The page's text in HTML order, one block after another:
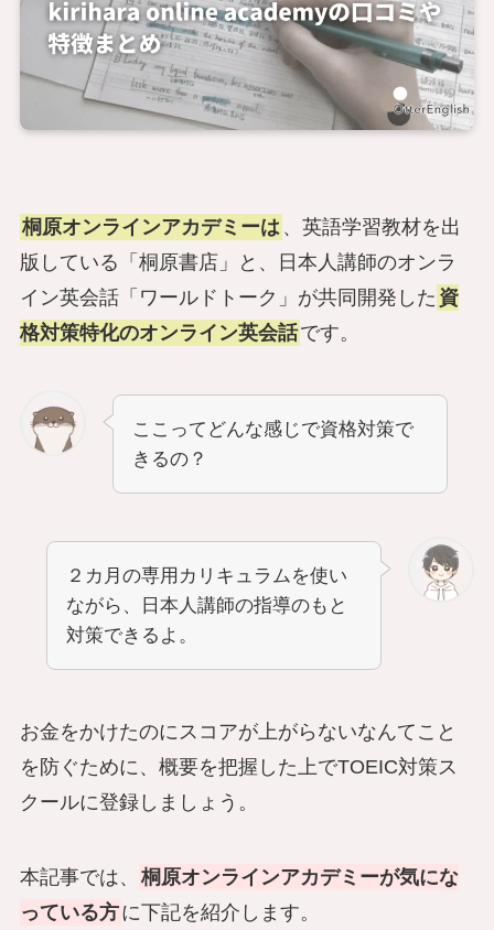
桐原オンラインアカデミーは 、英語学習教材を出
版している「桐原書店」と、日本人講師のオンラ
イン英会話「ワールドトーク」が共同開発した 資
格対策特化のオンライン英会話です。
ここってどんな感じで資格対策で
きるの？
２カ月の専用カリキュラムを使い
ながら、日本人講師の指導のもと
対策できるよ。
お金をかけたのにスコアが上がらないなんてこと
を防ぐために、概要を把握した上でTOEIC対策ス
クールに登録しましょう。
本記事では、
桐原オンラインアカデミーが気にな
っている方に下記を紹介します。